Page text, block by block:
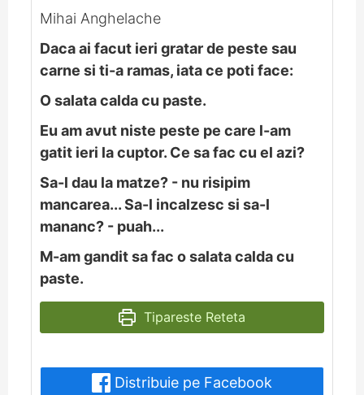
Mihai Anghelache
Daca ai facut ieri gratar de peste sau
carne si ti-a ramas, iata ce poti face:
O salata calda cu paste.
Eu am avut niste peste pe care l-am
gatit ieri la cuptor. Ce sa fac cu el azi?
Sa-l dau la matze? - nu risipim
mancarea... Sa-l incalzesc si sa-l
mananc? - puah...
M-am gandit sa fac o salata calda cu
paste.
Tipareste Reteta
Distribuie pe Facebook